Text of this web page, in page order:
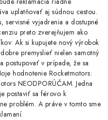
uplatňovať aj súdnou cestou.
servisné vyjadrenia a dostupné
preto zverejňujem ako
Ak si kupujete nový výrobok
premyslieť nielen samotný
postupovať v prípade, že sa
hodnotenie Rocketmotors:
NEODPORÚČAM. Jedna
postaviť sa férovo k
problém. A práve v tomto sme